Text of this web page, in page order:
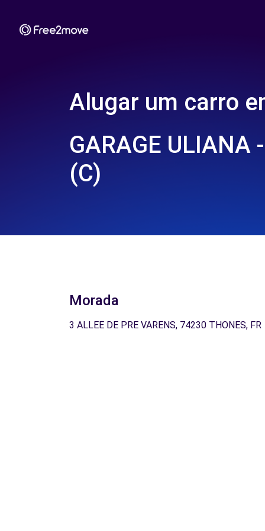
Alugar um carro
GARAGE ULIANA
(C)
Morada
3 ALLEE DE PRE VARENS, 74230 THONES, FR